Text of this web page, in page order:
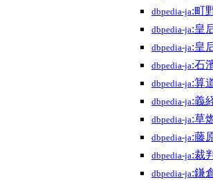
dbpedia-ja:町
dbpedia-ja:皇
dbpedia-ja:皇
dbpedia-ja:石
dbpedia-ja:算
dbpedia-ja:義
dbpedia-ja:草
dbpedia-ja:藤
dbpedia-ja:裁判
dbpedia-ja:鎌